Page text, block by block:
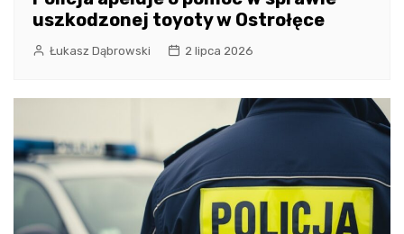
uszkodzonej toyoty w Ostrołęce
Łukasz Dąbrowski 2 lipca 2026